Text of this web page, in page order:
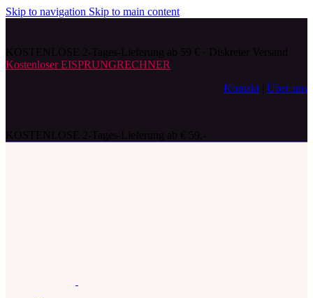
Skip to navigation Skip to main content
Kostenloser EISPRUNGRECHNER
Kontakt
Über uns